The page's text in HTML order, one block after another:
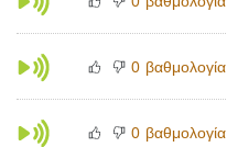
0 βαθμολογία
0 βαθμολογία